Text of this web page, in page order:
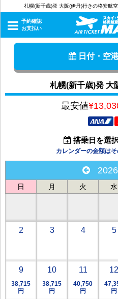
札幌(新千歳)発 大阪(伊丹)行きの格安航
予約確認
お支払い
日付・空
札幌(新千歳)発 大
最安値
搭乗日を選
カレンダーの金額はそ
日 月 火 水
2 3 4 5
9
38,715
円
10
38,715
円
11
40,750
円
12
円